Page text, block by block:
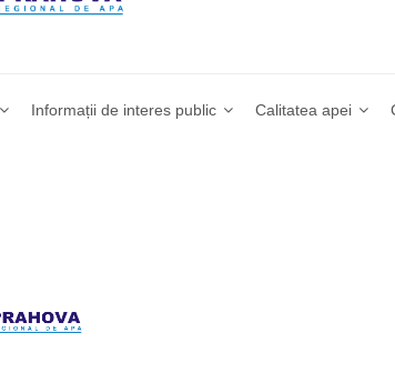
Informații de interes public Calitatea apei